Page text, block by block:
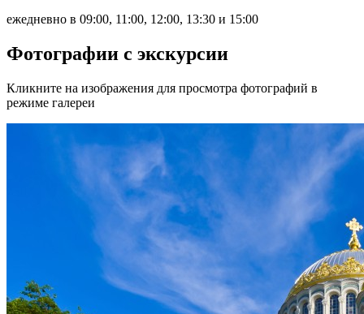
ежедневно в 09:00, 11:00, 12:00, 13:30 и 15:00
Фотографии с экскурсии
Кликните на изображения для просмотра фотографий в
режиме галереи